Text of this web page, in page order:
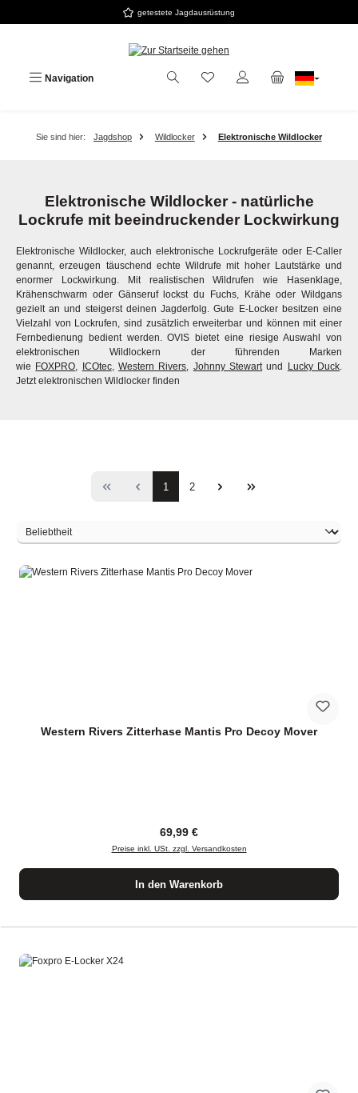
getestete Jagdausrüstung
Navigation
Sie sind hier: Jagdshop Wildlocker Elektronische Wildlocker
Elektronische Wildlocker - natürliche
Lockrufe mit beeindruckender Lockwirkung
Elektronische Wildlocker, auch elektronische Lockrufgeräte oder E-Caller
genannt, erzeugen täuschend echte Wildrufe mit hoher Lautstärke und
enormer Lockwirkung. Mit realistischen Wildrufen wie Hasenklage,
Krähenschwarm oder Gänseruf lockst du Fuchs, Krähe oder Wildgans
gezielt an und steigerst deinen Jagderfolg.
Gute E-Locker besitzen eine
Vielzahl von Lockrufen, sind zusätzlich erweiterbar und können mit einer
Fernbedienung bedient werden. OVIS bietet eine riesige Auswahl von
elektronischen Wildlockern der führenden Marken
wie FOXPRO ICOtec,Western Rivers Johnny Stewart und Lucky Duck
Jetzt elektronischen Wildlocker finden
Seite
1 Seite
2
Western Rivers Zitterhase Mantis Pro Decoy Mover
Regulärer Preis:
69,99 €
Preise inkl. USt. zzgl. Versandkosten
In den Warenkorb